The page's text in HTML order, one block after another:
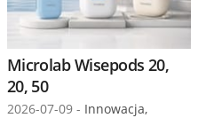
Microlab Wisepods 20,
20, 50
2026-07-09 - Innowacja,